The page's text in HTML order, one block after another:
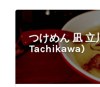
つけめん 凪
Tachikawa)